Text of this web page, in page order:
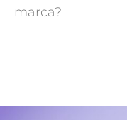
marca?